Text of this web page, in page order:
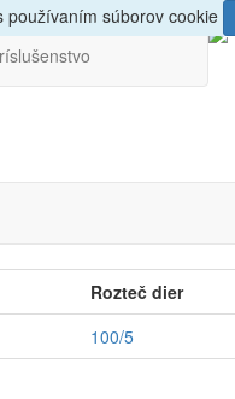
nákup
Rozteč dier
100/5
používaním súborov cookie